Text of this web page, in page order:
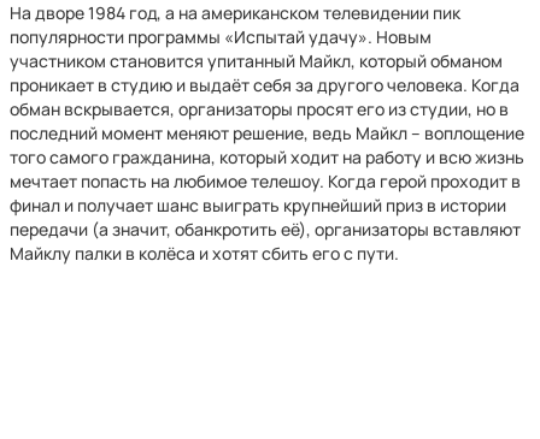
На дворе 1984 год, а на американском телевидении пик
популярности программы «Испытай удачу». Новым
участником становится упитанный Майкл, который обманом
проникает в студию и выдаёт себя за другого человека. Когда
обман вскрывается, организаторы просят его из студии, но в
последний момент меняют решение, ведь Майкл – воплощение
того самого гражданина, который ходит на работу и всю жизнь
мечтает попасть на любимое телешоу. Когда герой проходит в
финал и получает шанс выиграть крупнейший приз в истории
передачи (а значит, обанкротить её), организаторы вставляют
Майклу палки в колёса и хотят сбить его с пути.